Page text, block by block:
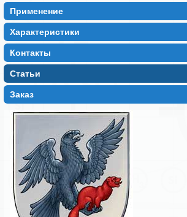
Применение
Характеристики
Контакты
Статьи
Заказ